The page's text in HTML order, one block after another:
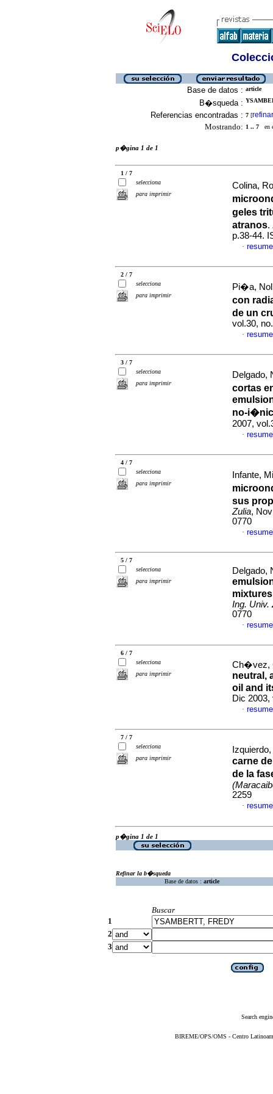
Base de datos : article
B�squeda :
Referencias encontradas : 7 [refinar
Mostrando: 1 .. 7 en
p�gina 1 de 1
1 / 7
selecciona
para imprimir
Colina,
geles
atranos.
p.38-44.
·
2 / 7
selecciona
para imprimir
Pi�a,
con
de un
vol.30,
·
3 / 7
selecciona
para imprimir
Delgado,
cortas
no-
2007,
·
4 / 7
selecciona
para imprimir
Infante,
sus
Zulia,
0770
·
5 / 7
selecciona
para imprimir
Delgado,
Ing. Univ.
0770
·
6 / 7
selecciona
para imprimir
Ch�vez,
neutral,
oil and
Dic 2003,
·
7 / 7
selecciona
para imprimir
carne
de la
2259
·
p�gina 1 de 1
Refinar la b�squeda
Base de datos : article
Buscar
1
2
3
Search
BIREME/OPS/OMS - Centro